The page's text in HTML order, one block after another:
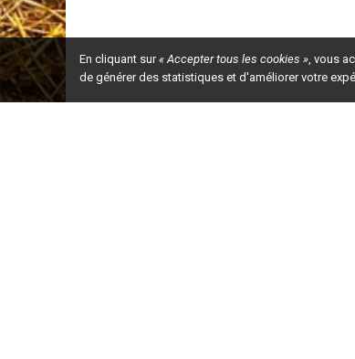
En cliquant sur« Accepter tous les cookies », vous
de générer des statistiques et d'améliorer votre